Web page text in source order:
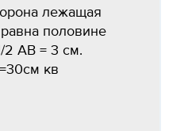
лежащая
половине
2 АВ = 3 см.
кв